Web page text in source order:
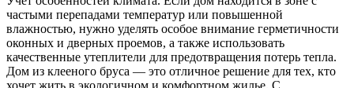
частыми перепадами температур или повышенной
влажностью, нужно уделять особое внимание герметичности
оконных и дверных проемов, а также использовать
качественные утеплители для предотвращения потерь тепла.
Дом из клееного бруса — это отличное решение для тех, кто